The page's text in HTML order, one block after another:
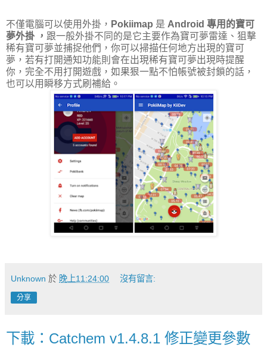
不僅電腦可以使用外掛， Pokiimap 是 Android 專用的寶可
夢外掛 ， 跟一般外掛不同的是它主要作為寶可夢雷達、狙擊
稀有寶可夢並捕捉他們，你可以掃描任何地方出現的寶可
夢，若有打開通知功能則會在出現稀有寶可夢出現時提醒
你，完全不用打開遊戲，如果狠一點不怕帳號被封鎖的話，
也可以用瞬移方式刷補給。
Unknown 於 晚上11:24:00 沒有留言:
分享
下載：Catchem v1.4.8.1 修正變更參數